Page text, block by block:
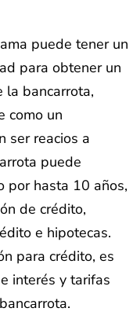
puede tener un
para obtener un
la bancarrota,
como un
ser reacios a
puede
por hasta 10 años,
de crédito,
e hipotecas.
para crédito, es
interés y tarifas